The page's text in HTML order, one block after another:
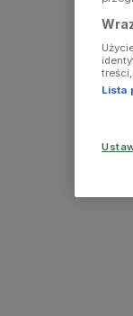
Lista